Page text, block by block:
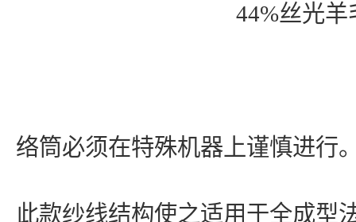
44%丝光羊
络筒必须在特殊机器上谨慎进行
此款纱线结构使之适用于全成型